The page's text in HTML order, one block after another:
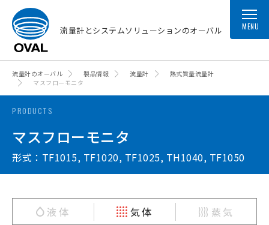
流量計とシステムソリューションのオーバル MENU
流量計のオーバル 製品情報 流量計
熱式質量流量計
マスフローモニタ
PRODUCTS
マスフローモニタ
形式：TF1015, TF1020, TF1025, TH1040, TF1050
液体 気体 蒸気